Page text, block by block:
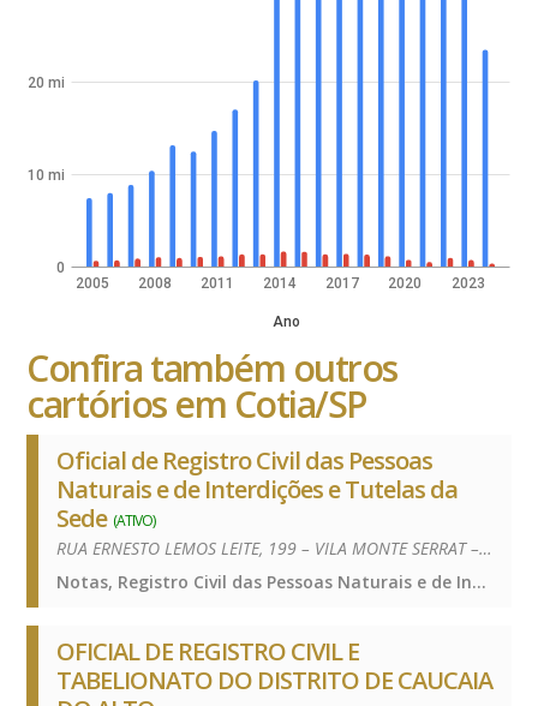
2005 2008 2011 2014 2017 2020 2023
Ano
0
10 mi
20 mi
Confira também outros
cartórios em Cotia/SP
Oficial de Registro Civil das Pessoas
Naturais e de Interdições e Tutelas da
Sede (ATIVO)
RUA ERNESTO LEMOS LEITE, 199 – VILA MONTE SERRAT – 06717-170
Notas, Registro Civil das Pessoas Naturais e de Interdições e Tutelas, Notas, Registro Civil das Pessoas Naturais e de Interdições e Tutelas, Notas, Registro Civil das Pessoas Naturais e de Interdições e Tutelas
OFICIAL DE REGISTRO CIVIL E
TABELIONATO DO DISTRITO DE CAUCAIA